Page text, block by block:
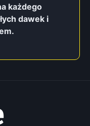
każdego
dawek i